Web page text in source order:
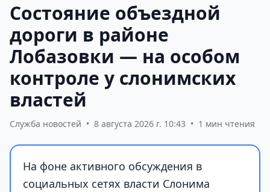
Состояние объездной
дороги в районе
Лобазовки — на особом
контроле у слонимских
властей
Служба новостей • 8 августа 2026 г. 10:43 • 1 мин чтения
На фоне активного обсуждения в
социальных сетях власти Слонима